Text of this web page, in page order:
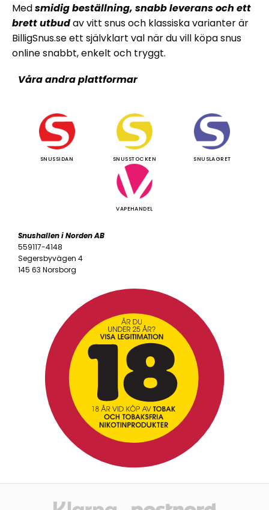
Medsmidig beställning, snabb leverans och ett
brett utbudav vitt snus och klassiska varianter är
BilligSnus.se ett självklart val när du vill köpa snus
online snabbt, enkelt och tryggt.
Våra andra plattformar
SNUSSIDAN SNUSSTOCKEN SNUSLAGRET
VAPEHANDEL
Snushallen i Norden AB
559117-4148
Segersbyvägen 4
145 63 Norsborg